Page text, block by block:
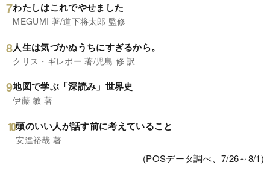
わたしはこれでやせました
MEGUMI 著/道下将太郎 監修
人生は気づかぬうちにすぎるから。
クリス・ギレボー 著/児島 修 訳
地図で学ぶ「深読み」世界史
伊藤 敏 著
頭のいい人が話す前に考えていること
安達裕哉 著
(POSデータ調べ、7/26～8/1)